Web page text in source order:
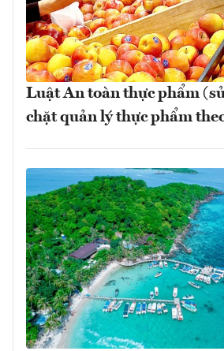
Luật An toàn thực phẩm
chặt quản lý thực phẩm